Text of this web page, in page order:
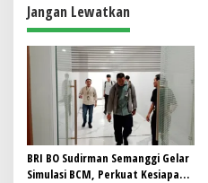
a
s
i
p
o
s
Jangan Lewatkan
BRI BO Sudirman Semanggi Gelar
Simulasi BCM, Perkuat Kesiapan